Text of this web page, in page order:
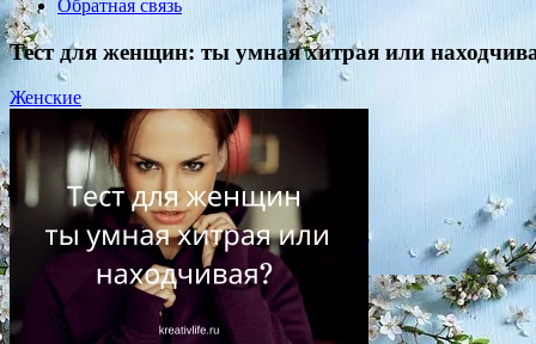
Обратная связь
Тест для женщин: ты умная хитрая или
Женские